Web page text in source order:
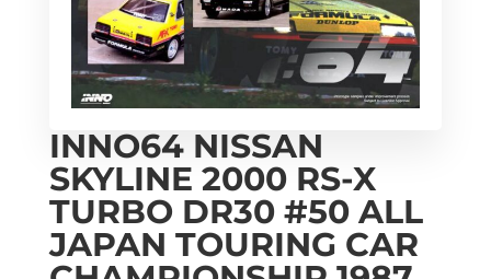
INNO64 NISSAN
SKYLINE 2000 RS-X
TURBO DR30 #50 ALL
JAPAN TOURING CAR